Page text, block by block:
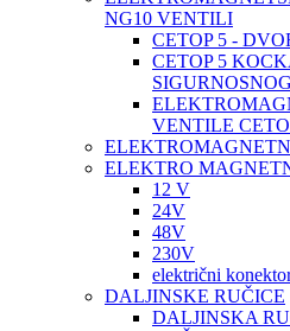
NG10 VENTILI
CETOP 5 -
CETOP 5
VENTILE
ELEKTRO
12 V
24V
48V
230V
električni
DALJINSKE RUČICE
DALJINSKA